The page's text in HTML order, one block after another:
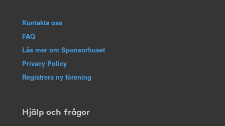
Kontakta oss
FAQ
Läs mer om Sponsorhuset
Privacy Policy
Registrera ny förening
Hjälp och frågor